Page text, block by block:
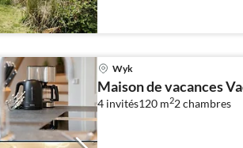
Wyk
Maison de vacances
4 invités120 m22chambres